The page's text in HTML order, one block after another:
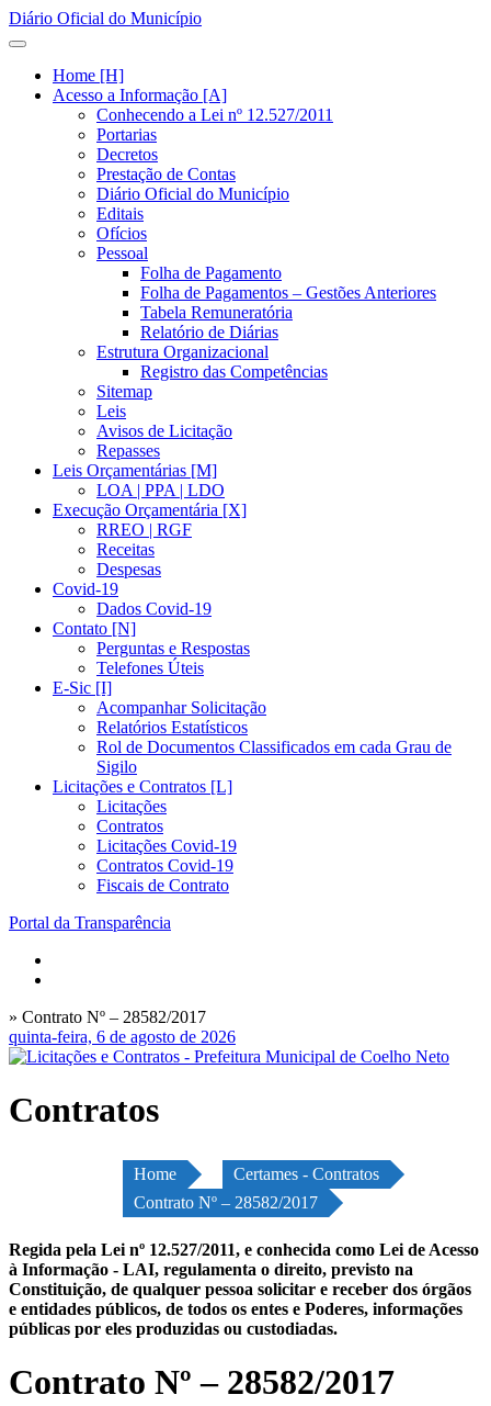
Diário Oficial do Município
Home [H]
Acesso a Informação [A]
Conhecendo a Lei nº 12.527/2011
Portarias
Decretos
Prestação de Contas
Diário Oficial do Município
Editais
Ofícios
Pessoal
Folha de Pagamento
Folha de Pagamentos – Gestões Anteriores
Tabela Remuneratória
Relatório de Diárias
Estrutura Organizacional
Registro das Competências
Sitemap
Leis
Avisos de Licitação
Repasses
Leis Orçamentárias [M]
LOA | PPA | LDO
Execução Orçamentária [X]
RREO | RGF
Receitas
Despesas
Covid-19
Dados Covid-19
Contato [N]
Perguntas e Respostas
Telefones Úteis
E-Sic [I]
Acompanhar Solicitação
Relatórios Estatísticos
Rol de Documentos Classificados em cada Grau de
Sigilo
Licitações e Contratos [L]
Licitações
Contratos
Licitações Covid-19
Contratos Covid-19
Fiscais de Contrato
Portal da Transparência
» Contrato Nº – 28582/2017
quinta-feira, 6 de agosto de 2026
Contratos
Home
Certames - Contratos
Contrato Nº – 28582/2017
Regida pela Lei nº 12.527/2011, e conhecida como Lei de Acesso
à Informação - LAI, regulamenta o direito, previsto na
Constituição, de qualquer pessoa solicitar e receber dos órgãos
e entidades públicos, de todos os entes e Poderes, informações
públicas por eles produzidas ou custodiadas.
Contrato Nº – 28582/2017